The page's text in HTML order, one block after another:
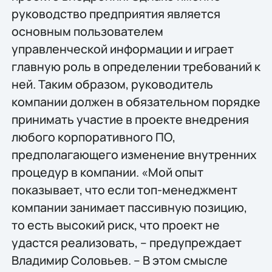
руководство предприятия является
основным пользователем
управленческой информации и играет
главную роль в определении требований к
ней. Таким образом, руководитель
компании должен в обязательном порядке
принимать участие в проекте внедрения
любого корпоративного ПО,
предполагающего изменение внутренних
процедур в компании. «Мой опыт
показывает, что если топ-менеджмент
компании занимает пассивную позицию,
то есть высокий риск, что проект не
удастся реализовать, – предупреждает
Владимир Соловьев. – В этом смысле